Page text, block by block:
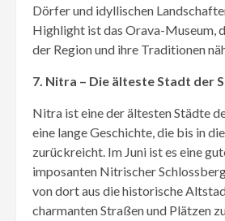
Dörfer und idyllischen
Highlight ist das Orava-Museum,
der Region und ihre Traditionen
7. Nitra – Die älteste Stadt der
Nitra ist eine der ältesten Städte
eine lange Geschichte, die bis in
zurückreicht. Im Juni ist es eine
imposanten Nitrischer
von dort aus die historische
charmanten Straßen und Plätzen